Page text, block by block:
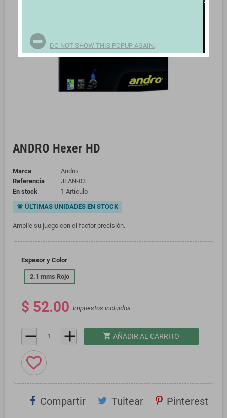
ANDRO Hexer HD
Marca
Andro
Referencia
JEAN-03
En stock
1 Artículo
notifications_active ÚLTIMAS UNIDADES EN STOCK
Amplíe su juego con el factor precisión.
Espesor y Color
2.1 mms Rojo
$ 52.00 Impuestos incluidos
remove add shopping_cart AÑADIR AL CARRITO
favorite_border
Compartir Tuitear Pinterest
DO NOT SHOW THIS POPUP AGAIN.